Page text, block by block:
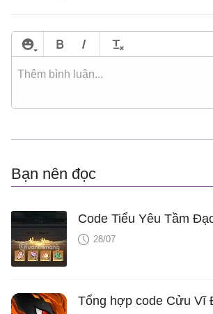
Bạn nên đọc
Code Tiểu Yêu Tầm
28/07
Tổng hợp code Cửu Vĩ